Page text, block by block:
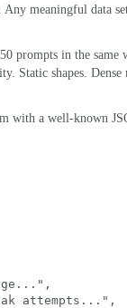
. Any meaningful data
prompts in the same
. Static shapes. Dense
with a well-known
,
attempts..." ,